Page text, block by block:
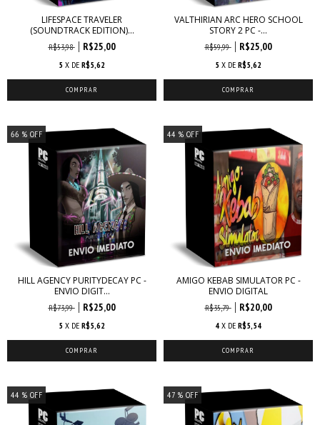
LIFESPACE TRAVELER
(SOUNDTRACK EDITION)...
R$53,98 R$25,00
5 X DE R$5,62
VALTHIRIAN ARC HERO SCHOOL
STORY 2 PC -...
R$59,99 R$25,00
5 X DE R$5,62
66 % OFF
HILL AGENCY PURITYDECAY PC -
ENVIO DIGIT...
R$73,99 R$25,00
5 X DE R$5,62
44 % OFF
AMIGO KEBAB SIMULATOR PC -
ENVIO DIGITAL
R$35,79 R$20,00
4 X DE R$5,54
44 % OFF 47% OFF